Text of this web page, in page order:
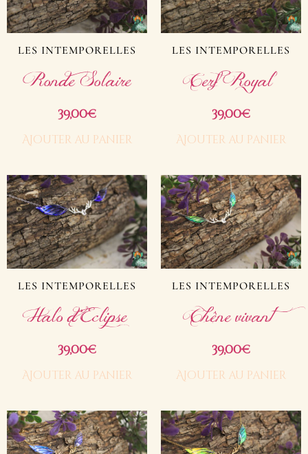
LES INTEMPORELLES
Ronde Solaire
39,00€
Ajouter au panier
LES INTEMPORELLES
Cerf Royal
39,00€
Ajouter au panier
LES INTEMPORELLES
Halo d’Eclipse
39,00€
Ajouter au panier
LES INTEMPORELLES
Chêne vivant
39,00€
Ajouter au panier